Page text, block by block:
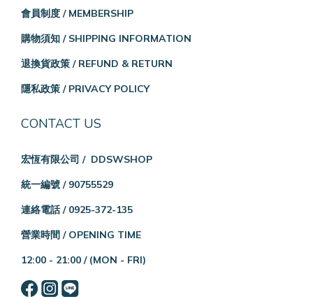
會員制度 / MEMBERSHIP
購物須知 / SHIPPING INFORMATION
退換貨政策 / REFUND & RETURN
隱私政策 / PRIVACY POLICY
CONTACT US
宏恆有限公司 / DDSWSHOP
統一編號 / 90755529
連絡電話 / 0925-372-135
營業時間 / OPENING TIME
12:00 - 21:00 / (MON - FRI)